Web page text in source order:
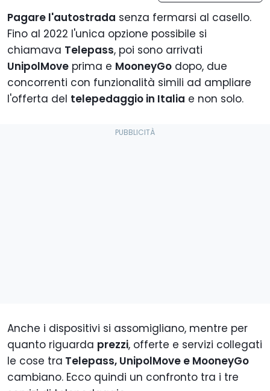
Pagare l'autostrada senza fermarsi al casello.
Fino al 2022 l'unica opzione possibile si
chiamava Telepass, poi sono arrivati
UnipolMove prima e MooneyGo dopo, due
concorrenti con funzionalità simili ad ampliare
l'offerta del telepedaggio in Italia e non solo.
Anche i dispositivi si assomigliano, mentre per
quanto riguarda prezzi, offerte e servizi collegati
le cose tra Telepass, UnipolMove e MooneyGo
cambiano. Ecco quindi un confronto tra i tre